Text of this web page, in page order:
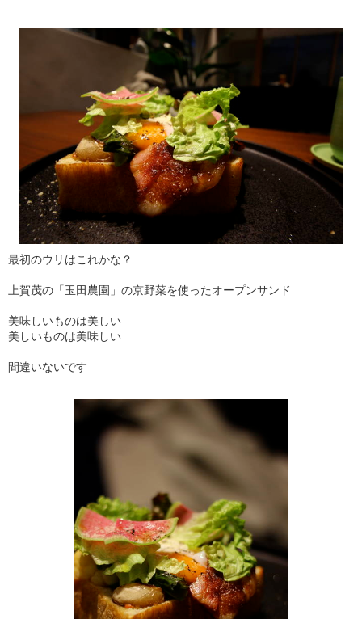
最初のウリはこれかな？
上賀茂の「玉田農園」の京野菜を使ったオープンサンド
美味しいものは美しい
美しいものは美味しい
間違いないです